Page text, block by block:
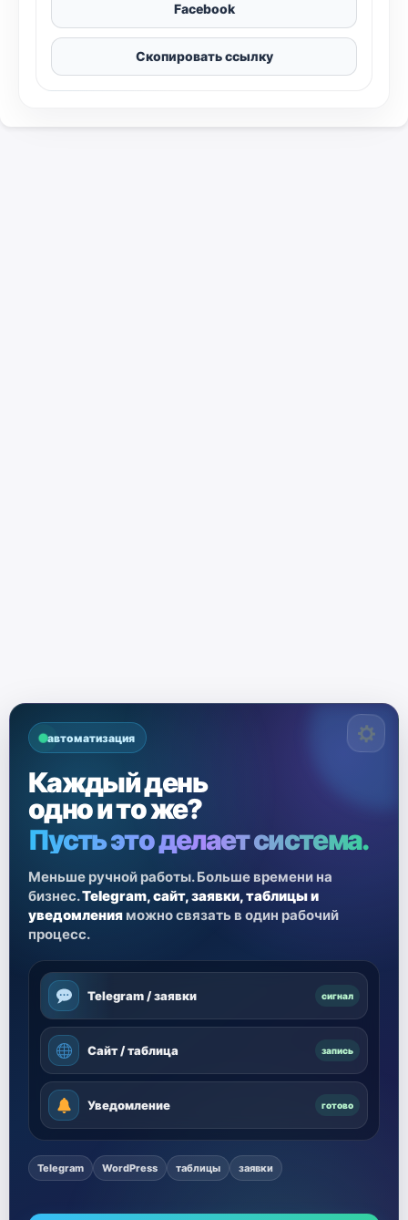
Facebook
Скопировать ссылку
автоматизация
Каждый день
одно и то же?
Пусть это делает система.
Меньше ручной работы. Больше времени на
бизнес.Telegram, сайт, заявки, таблицы и
уведомления можно связать в один рабочий
процесс.
Telegram / заявки сигнал
Сайт / таблица запись
Уведомление готово
Telegram WordPress таблицы заявки